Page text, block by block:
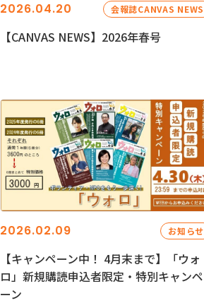
2026.04.20 会報誌CANVAS NEWS
【CANVAS NEWS】2026年春号
2026.02.09 お知らせ
【キャンペーン中！ 4月末まで】「ウォ
ロ」新規購読申込者限定・特別キャンペ
ーン